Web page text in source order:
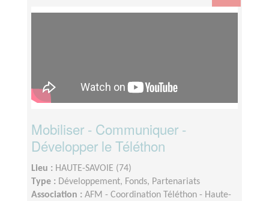
Mobiliser - Communiquer -
Développer le Téléthon
Lieu : HAUTE-SAVOIE (74)
Type : Développement, Fonds, Partenariats
Association : AFM - Coordination Téléthon - Haute-